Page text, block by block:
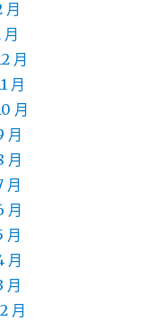
月
月
月
月
月
月
月
月
月
月
月
月